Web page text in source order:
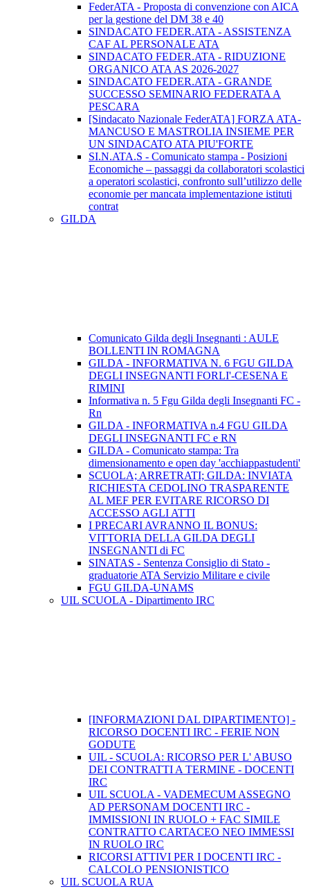
FederATA - Proposta di convenzione con AICA
per la gestione del DM 38 e 40
SINDACATO FEDER.ATA - ASSISTENZA
CAF AL PERSONALE ATA
SINDACATO FEDER.ATA - RIDUZIONE
ORGANICO ATA AS 2026-2027
SINDACATO FEDER.ATA - GRANDE
SUCCESSO SEMINARIO FEDERATA A
PESCARA
[Sindacato Nazionale FederATA] FORZA ATA-
MANCUSO E MASTROLIA INSIEME PER
UN SINDACATO ATA PIU'FORTE
SI.N.ATA.S - Comunicato stampa - Posizioni
Economiche – passaggi da collaboratori scolastici
a operatori scolastici, confronto sull’utilizzo delle
economie per mancata implementazione istituti
contrat
GILDA
Comunicato Gilda degli Insegnanti : AULE
BOLLENTI IN ROMAGNA
GILDA - INFORMATIVA N. 6 FGU GILDA
DEGLI INSEGNANTI FORLI'-CESENA E
RIMINI
Informativa n. 5 Fgu Gilda degli Insegnanti FC -
Rn
GILDA - INFORMATIVA n.4 FGU GILDA
DEGLI INSEGNANTI FC e RN
GILDA - Comunicato stampa: Tra
dimensionamento e open day 'acchiappastudenti'
SCUOLA; ARRETRATI; GILDA: INVIATA
RICHIESTA CEDOLINO TRASPARENTE
AL MEF PER EVITARE RICORSO DI
ACCESSO AGLI ATTI
I PRECARI AVRANNO IL BONUS:
VITTORIA DELLA GILDA DEGLI
INSEGNANTI di FC
SINATAS - Sentenza Consiglio di Stato -
graduatorie ATA Servizio Militare e civile
FGU GILDA-UNAMS
UIL SCUOLA - Dipartimento IRC
[INFORMAZIONI DAL DIPARTIMENTO] -
RICORSO DOCENTI IRC - FERIE NON
GODUTE
UIL - SCUOLA: RICORSO PER L' ABUSO
DEI CONTRATTI A TERMINE - DOCENTI
IRC
UIL SCUOLA - VADEMECUM ASSEGNO
AD PERSONAM DOCENTI IRC -
IMMISSIONI IN RUOLO + FAC SIMILE
CONTRATTO CARTACEO NEO IMMESSI
IN RUOLO IRC
RICORSI ATTIVI PER I DOCENTI IRC -
CALCOLO PENSIONISTICO
UIL SCUOLA RUA